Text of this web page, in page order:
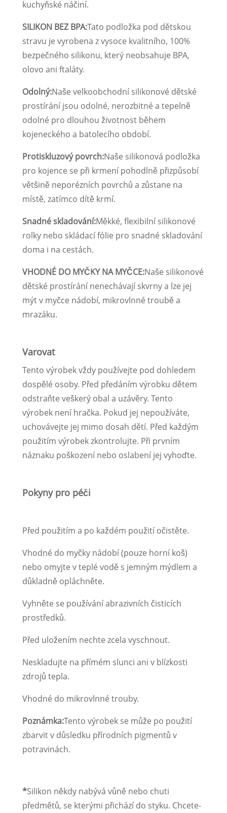
kuchyňské náčiní.
SILIKON BEZ BPA:Tato podložka pod dětskou
stravu je vyrobena z vysoce kvalitního, 100%
bezpečného silikonu, který neobsahuje BPA,
olovo ani ftaláty.
Odolný:Naše velkoobchodní silikonové dětské
prostírání jsou odolné, nerozbitné a tepelně
odolné pro dlouhou životnost během
kojeneckého a batolecího období.
Protiskluzový povrch:Naše silikonová podložka
pro kojence se při krmení pohodlně přizpůsobí
většině neporézních povrchů a zůstane na
místě, zatímco dítě krmí.
Snadné skladování:Měkké, flexibilní silikonové
rolky nebo skládací fólie pro snadné skladování
doma i na cestách.
VHODNÉ DO MYČKY NA MYČCE:Naše silikonové
dětské prostírání nenechávají skvrny a lze jej
mýt v myčce nádobí, mikrovlnné troubě a
mrazáku.
Varovat
Tento výrobek vždy používejte pod dohledem
dospělé osoby. Před předáním výrobku dětem
odstraňte veškerý obal a uzávěry. Tento
výrobek není hračka. Pokud jej nepoužíváte,
uchovávejte jej mimo dosah dětí. Před každým
použitím výrobek zkontrolujte. Při prvním
náznaku poškození nebo oslabení jej vyhoďte.
Pokyny pro péči
Před použitím a po každém použití očistěte.
Vhodné do myčky nádobí (pouze horní koš)
nebo omyjte v teplé vodě s jemným mýdlem a
důkladně opláchněte.
Vyhněte se používání abrazivních čisticích
prostředků.
Před uložením nechte zcela vyschnout.
Neskladujte na přímém slunci ani v blízkosti
zdrojů tepla.
Vhodné do mikrovlnné trouby.
Poznámka:Tento výrobek se může po použití
zbarvit v důsledku přírodních pigmentů v
potravinách.
*Silikon někdy nabývá vůně nebo chuti
předmětů, se kterými přichází do styku. Chcete-